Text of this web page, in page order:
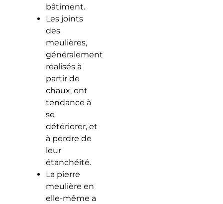
bâtiment.
Les joints
des
meulières,
généralement
réalisés à
partir de
chaux, ont
tendance à
se
détériorer, et
à perdre de
leur
étanchéité.
La pierre
meulière en
elle-même a